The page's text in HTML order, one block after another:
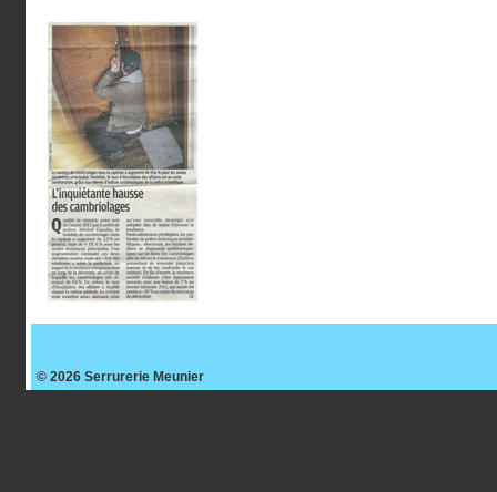
© 2026 Serrurerie Meunier